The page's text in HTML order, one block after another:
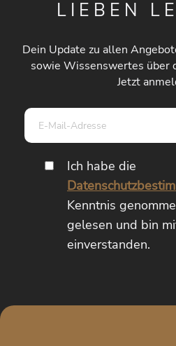
LIEBEN
Dein Update zu allen
sowie Wissenswertes über
Jetzt
Adresse*
Ich habe die
Kenntnis
gelesen und bin
einverstanden.